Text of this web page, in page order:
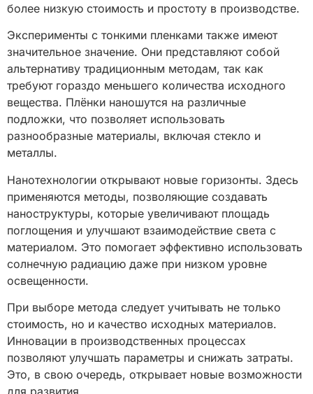
более низкую стоимость и простоту в производстве.
Эксперименты с тонкими пленками также имеют
значительное значение. Они представляют собой
альтернативу традиционным методам, так как
требуют гораздо меньшего количества исходного
вещества. Плёнки наношутся на различные
подложки, что позволяет использовать
разнообразные материалы, включая стекло и
металлы.
Нанотехнологии открывают новые горизонты. Здесь
применяются методы, позволяющие создавать
наноструктуры, которые увеличивают площадь
поглощения и улучшают взаимодействие света с
материалом. Это помогает эффективно использовать
солнечную радиацию даже при низком уровне
освещенности.
При выборе метода следует учитывать не только
стоимость, но и качество исходных материалов.
Инновации в производственных процессах
позволяют улучшать параметры и снижать затраты.
Это, в свою очередь, открывает новые возможности
для развития.